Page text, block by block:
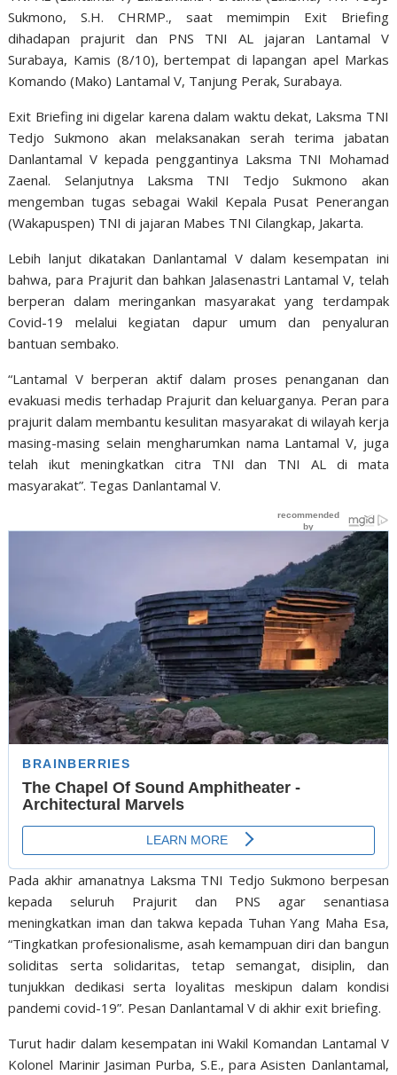
Sukmono, S.H. CHRMP., saat memimpin Exit Briefing
dihadapan prajurit dan PNS TNI AL jajaran Lantamal V
Surabaya, Kamis (8/10), bertempat di lapangan apel Markas
Komando (Mako) Lantamal V, Tanjung Perak, Surabaya.
Exit Briefing ini digelar karena dalam waktu dekat, Laksma TNI
Tedjo Sukmono akan melaksanakan serah terima jabatan
Danlantamal V kepada penggantinya Laksma TNI Mohamad
Zaenal. Selanjutnya Laksma TNI Tedjo Sukmono akan
mengemban tugas sebagai Wakil Kepala Pusat Penerangan
(Wakapuspen) TNI di jajaran Mabes TNI Cilangkap, Jakarta.
Lebih lanjut dikatakan Danlantamal V dalam kesempatan ini
bahwa, para Prajurit dan bahkan Jalasenastri Lantamal V, telah
berperan dalam meringankan masyarakat yang terdampak
Covid-19 melalui kegiatan dapur umum dan penyaluran
bantuan sembako.
“Lantamal V berperan aktif dalam proses penanganan dan
evakuasi medis terhadap Prajurit dan keluarganya. Peran para
prajurit dalam membantu kesulitan masyarakat di wilayah kerja
masing-masing selain mengharumkan nama Lantamal V, juga
telah ikut meningkatkan citra TNI dan TNI AL di mata
masyarakat”. Tegas Danlantamal V.
Pada akhir amanatnya Laksma TNI Tedjo Sukmono berpesan
kepada seluruh Prajurit dan PNS agar senantiasa
meningkatkan iman dan takwa kepada Tuhan Yang Maha Esa,
“Tingkatkan profesionalisme, asah kemampuan diri dan bangun
soliditas serta solidaritas, tetap semangat, disiplin, dan
tunjukkan dedikasi serta loyalitas meskipun dalam kondisi
pandemi covid-19”. Pesan Danlantamal V di akhir exit briefing.
Turut hadir dalam kesempatan ini Wakil Komandan Lantamal V
Kolonel Marinir Jasiman Purba, S.E., para Asisten Danlantamal,